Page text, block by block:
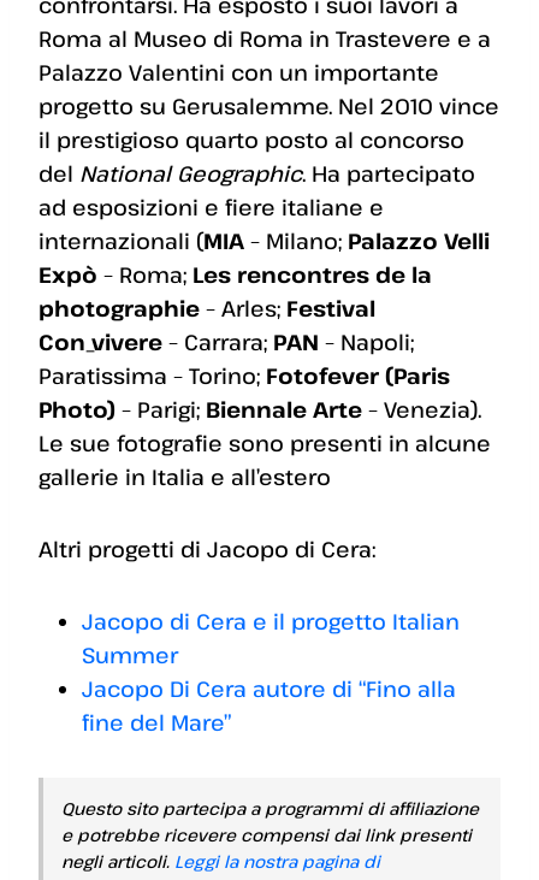
Roma al Museo di Roma in Trastevere e a
Palazzo Valentini con un importante
progetto su Gerusalemme. Nel 2010 vince
il prestigioso quarto posto al concorso
del National Geographic. Ha partecipato
ad esposizioni e fiere italiane e
internazionali (MIA – Milano; Palazzo Velli
Expò – Roma; Les rencontres de la
photographie – Arles; Festival
Con_vivere – Carrara; PAN – Napoli;
Paratissima – Torino; Fotofever (Paris
Photo) – Parigi; Biennale Arte – Venezia).
Le sue fotografie sono presenti in alcune
gallerie in Italia e all’estero
Altri progetti di Jacopo di Cera:
Jacopo di Cera e il progetto Italian
Summer
Jacopo Di Cera autore di “Fino alla
fine del Mare”
Questo sito partecipa a programmi di affiliazione
e potrebbe ricevere compensi dai link presenti
negli articoli. Leggi la nostra pagina di